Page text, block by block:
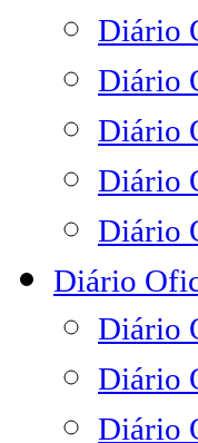
Diário
Diário
Diário
Diário
Diário
Diário
Diário
Diário
Diário